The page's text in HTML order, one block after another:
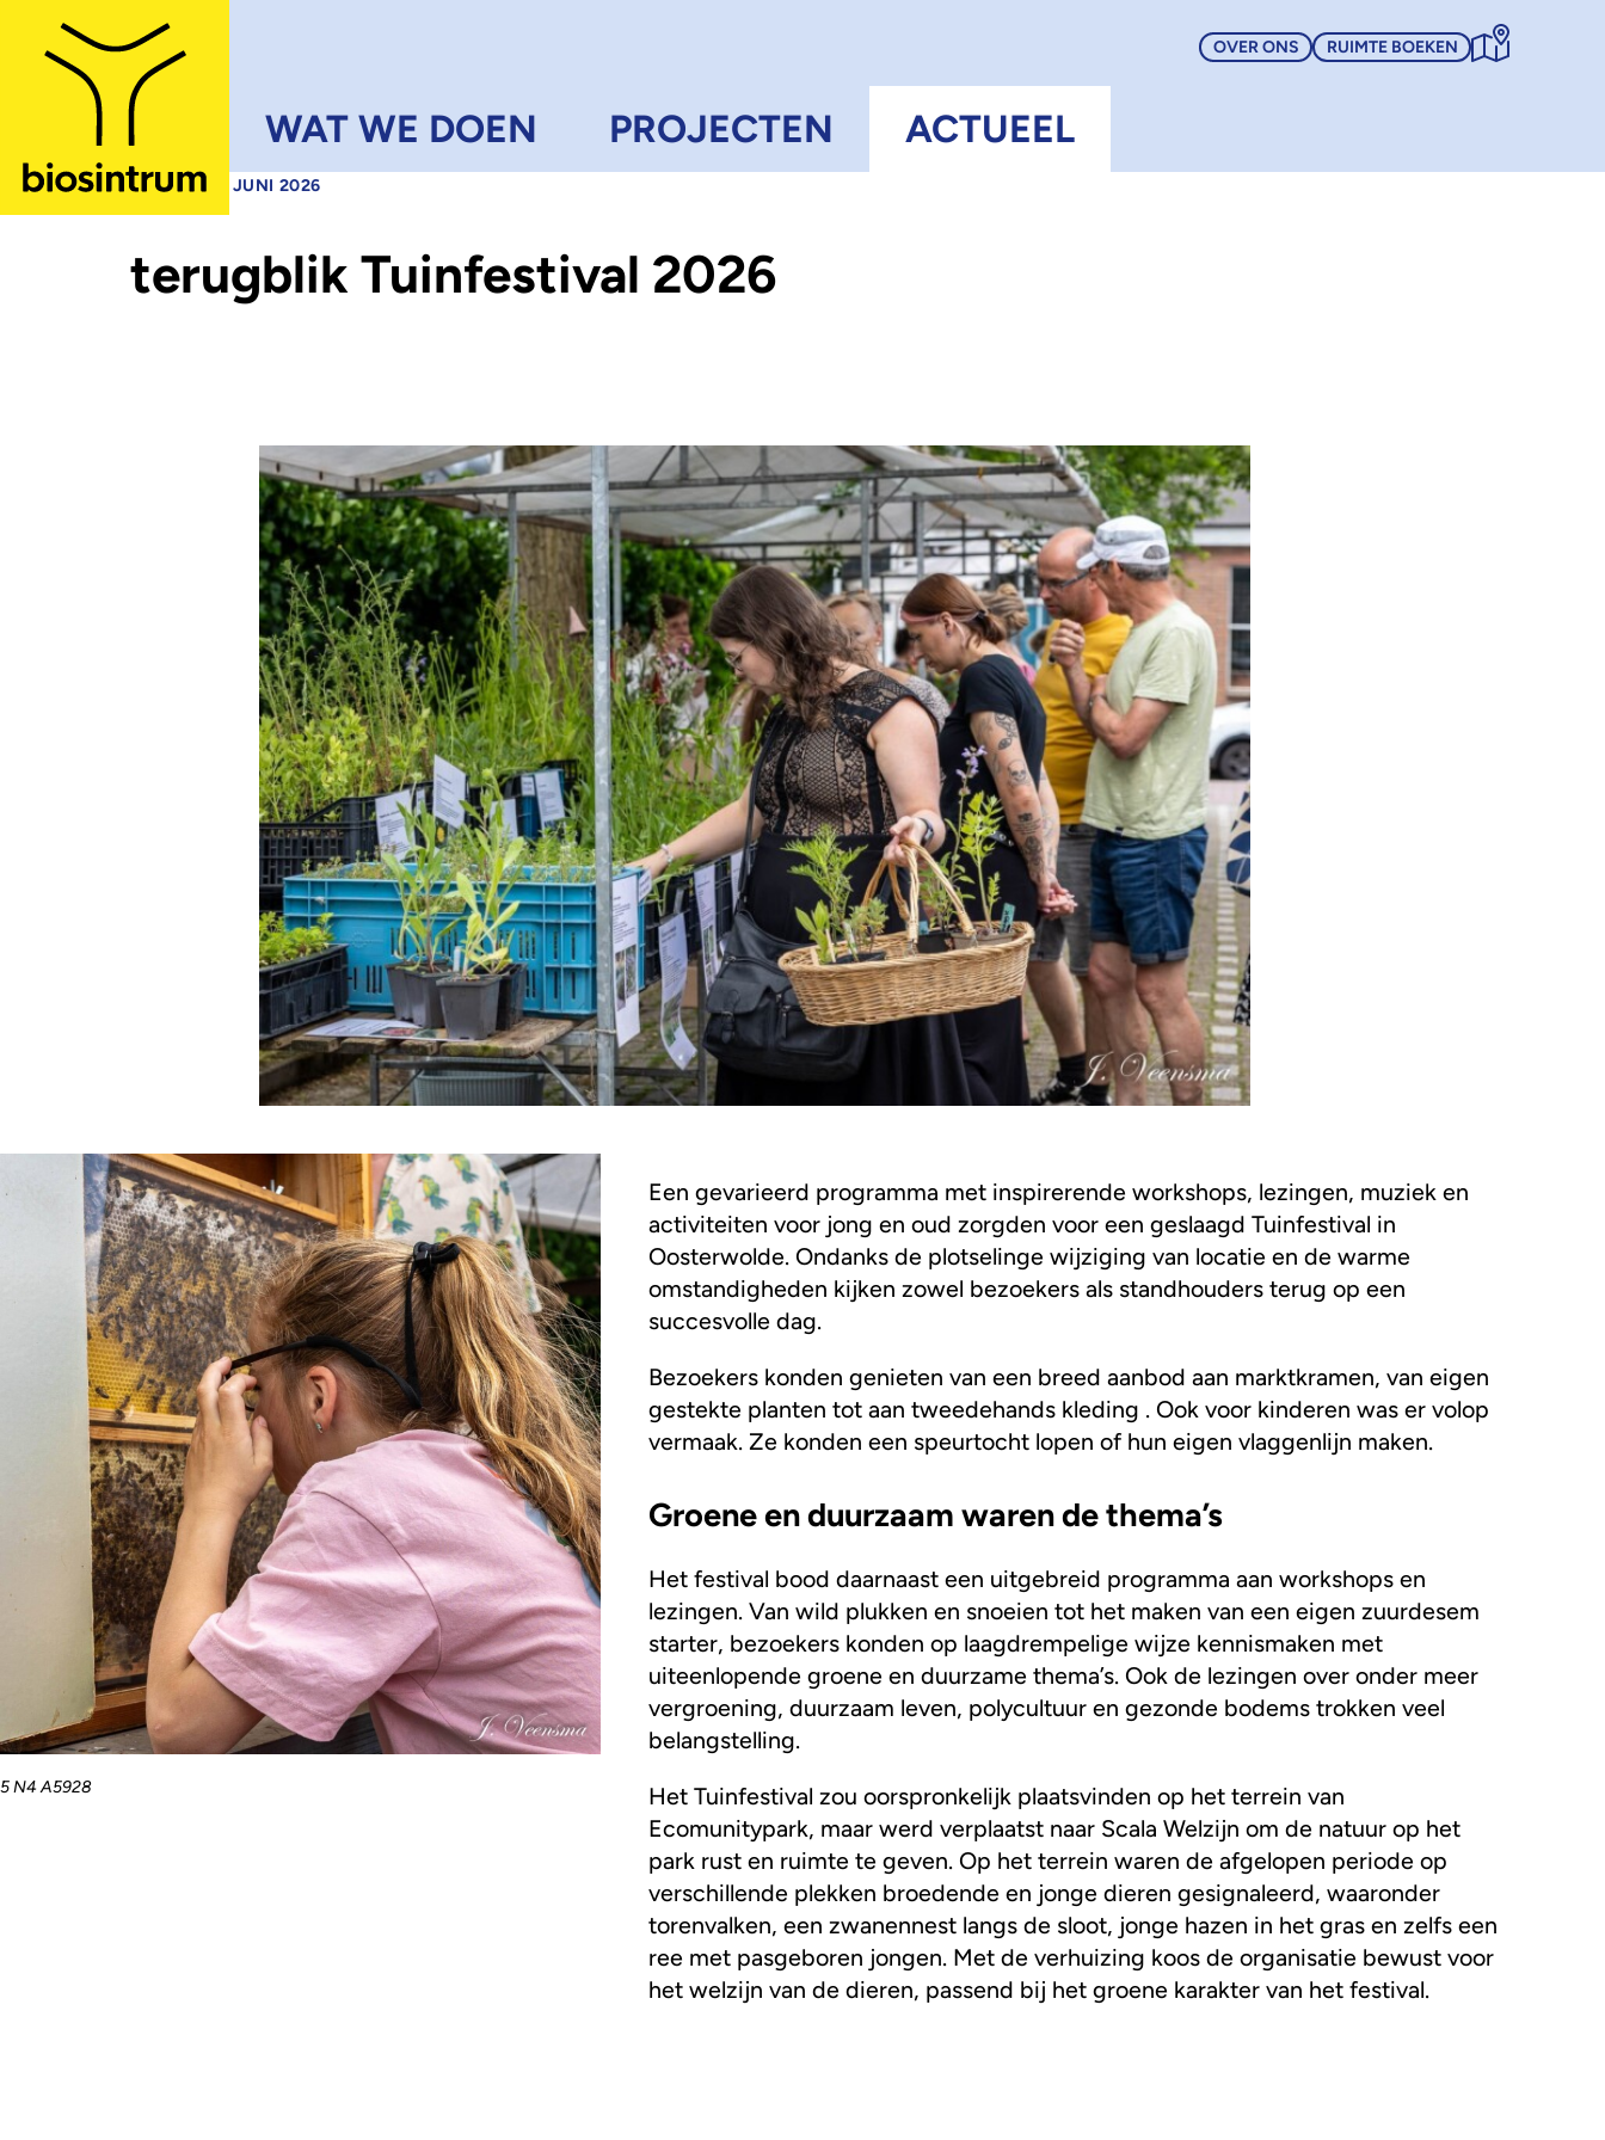
OVER ONS RUIMTE BOEKEN
WAT WE DOEN PROJECTEN ACTUEEL
NIEUWS • 15 JUNI 2026
terugblik Tuinfestival 2026
Een gevarieerd programma met inspirerende workshops, lezingen, muziek en
activiteiten voor jong en oud zorgden voor een geslaagd Tuinfestival in
Oosterwolde. Ondanks de plotselinge wijziging van locatie en de warme
omstandigheden kijken zowel bezoekers als standhouders terug op een
succesvolle dag.
Bezoekers konden genieten van een breed aanbod aan marktkramen, van eigen
gestekte planten tot aan tweedehands kleding . Ook voor kinderen was er volop
vermaak. Ze konden een speurtocht lopen of hun eigen vlaggenlijn maken.
Groene en duurzaam waren de thema’s
Het festival bood daarnaast een uitgebreid programma aan workshops en
lezingen. Van wild plukken en snoeien tot het maken van een eigen zuurdesem
starter, bezoekers konden op laagdrempelige wijze kennismaken met
uiteenlopende groene en duurzame thema’s. Ook de lezingen over onder meer
vergroening, duurzaam leven, polycultuur en gezonde bodems trokken veel
belangstelling.
Het Tuinfestival zou oorspronkelijk plaatsvinden op het terrein van
Ecomunitypark, maar werd verplaatst naar Scala Welzijn om de natuur op het
park rust en ruimte te geven. Op het terrein waren de afgelopen periode op
verschillende plekken broedende en jonge dieren gesignaleerd, waaronder
torenvalken, een zwanennest langs de sloot, jonge hazen in het gras en zelfs een
ree met pasgeboren jongen. Met de verhuizing koos de organisatie bewust voor
het welzijn van de dieren, passend bij het groene karakter van het festival.
5 N4 A5928